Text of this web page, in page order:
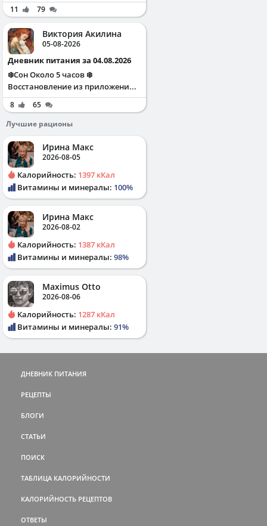
11 79
Виктория Акилина
05-08-2026
Дневник питания за 04.08.2026
❄️Сон Около 5 часов ❄️
Восстановление из приложени...
8
65
Лучшие рационы
Ирина Макс
2026-08-05
Калорийность: 1397 кКал
Витамины и минералы: 100%
Ирина Макс
2026-08-02
Калорийность: 1387 кКал
Витамины и минералы: 98%
Maximus Otto
2026-08-06
Калорийность: 1287 кКал
Витамины и минералы: 91%
ДНЕВНИК ПИТАНИЯ
РЕЦЕПТЫ
БЛОГИ
СТАТЬИ
ПОИСК
ТАБЛИЦА КАЛОРИЙНОСТИ
КАЛОРИЙНОСТЬ РЕЦЕПТОВ
ОТВЕТЫ